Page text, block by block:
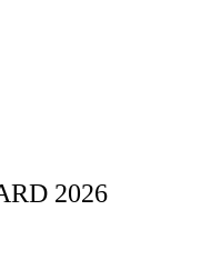
2026